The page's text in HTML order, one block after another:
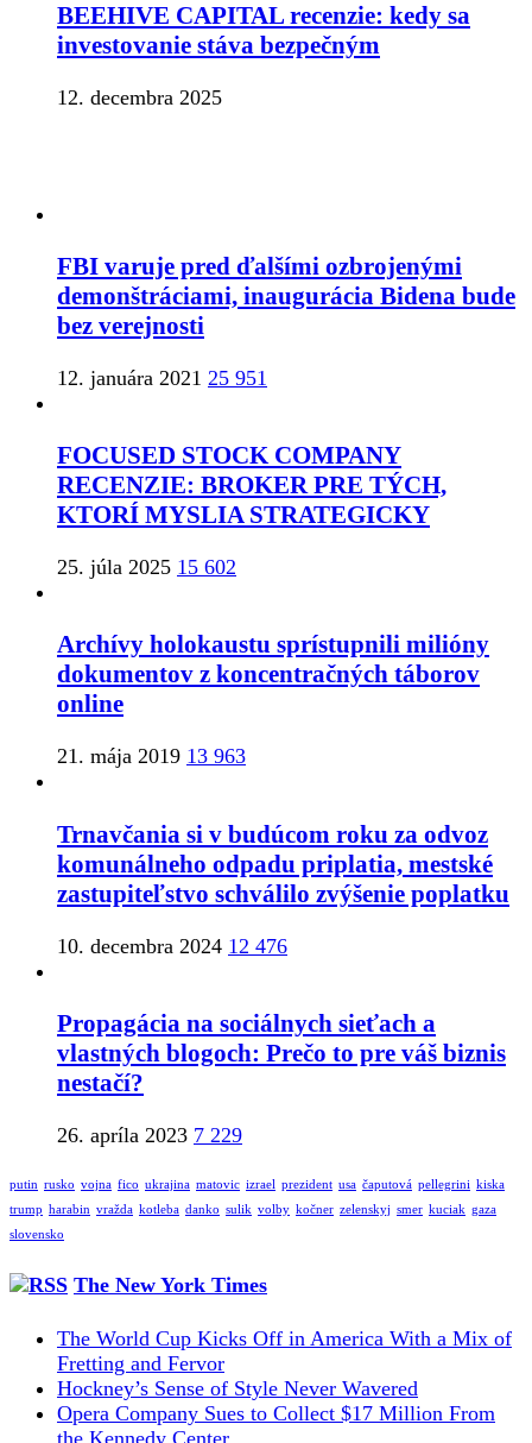
BEEHIVE CAPITAL recenzie: kedy sa
investovanie stáva bezpečným
12. decembra 2025
FBI varuje pred ďalšími ozbrojenými
demonštráciami, inaugurácia Bidena bude
bez verejnosti
12. januára 2021 25 951
FOCUSED STOCK COMPANY
RECENZIE: BROKER PRE TÝCH,
KTORÍ MYSLIA STRATEGICKY
25. júla 2025 15 602
Archívy holokaustu sprístupnili milióny
dokumentov z koncentračných táborov
online
21. mája 2019 13 963
Trnavčania si v budúcom roku za odvoz
komunálneho odpadu priplatia, mestské
zastupiteľstvo schválilo zvýšenie poplatku
10. decembra 2024 12 476
Propagácia na sociálnych sieťach a
vlastných blogoch: Prečo to pre váš biznis
nestačí?
26. apríla 2023 7 229
putin rusko vojna fico ukrajina matovic izrael prezident usa čaputová pellegrini kiska
trump harabin vražda kotleba danko sulik volby kočner zelenskyj smer kuciak gaza
slovensko
The New York Times
The World Cup Kicks Off in America With a Mix of
Fretting and Fervor
Hockney’s Sense of Style Never Wavered
Opera Company Sues to Collect $17 Million From
the Kennedy Center